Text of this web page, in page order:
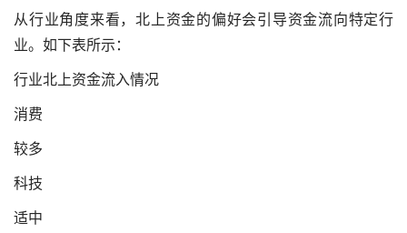
从行业角度来看，北上资金的偏好会引导资金流向特定行
业。如下表所示：
行业北上资金流入情况
消费
较多
科技
适中